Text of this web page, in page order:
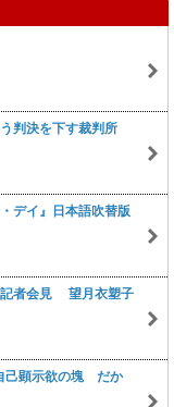
判決を下す裁判所
デイ』日本語吹替版
記者会見 望月衣塑子
己顕示欲の塊 だか